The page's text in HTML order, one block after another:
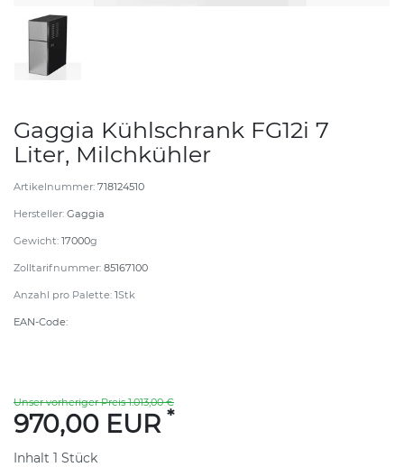
Gaggia Kühlschrank FG12i 7
Liter, Milchkühler
Artikelnummer: 718124510
Hersteller: Gaggia
Gewicht: 17000g
Zolltarifnummer: 85167100
Anzahl pro Palette: 1Stk
EAN-Code:
Unser vorheriger Preis 1.013,00 €
970,00 EUR *
Inhalt 1 Stück